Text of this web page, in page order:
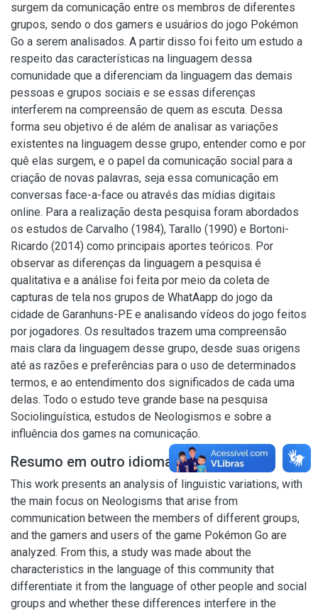
surgem da comunicação entre os membros de diferentes
grupos, sendo o dos gamers e usuários do jogo Pokémon
Go a serem analisados. A partir disso foi feito um estudo a
respeito das características na linguagem dessa
comunidade que a diferenciam da linguagem das demais
pessoas e grupos sociais e se essas diferenças
interferem na compreensão de quem as escuta. Dessa
forma seu objetivo é de além de analisar as variações
existentes na linguagem desse grupo, entender como e por
quê elas surgem, e o papel da comunicação social para a
criação de novas palavras, seja essa comunicação em
conversas face-a-face ou através das mídias digitais
online. Para a realização desta pesquisa foram abordados
os estudos de Carvalho (1984), Tarallo (1990) e Bortoni-
Ricardo (2014) como principais aportes teóricos. Por
observar as diferenças da linguagem a pesquisa é
qualitativa e a análise foi feita por meio da coleta de
capturas de tela nos grupos de WhatAapp do jogo da
cidade de Garanhuns-PE e analisando vídeos do jogo feitos
por jogadores. Os resultados trazem uma compreensão
mais clara da linguagem desse grupo, desde suas origens
até as razões e preferências para o uso de determinados
termos, e ao entendimento dos significados de cada uma
delas. Todo o estudo teve grande base na pesquisa
Sociolinguística, estudos de Neologismos e sobre a
influência dos games na comunicação.
Resumo em outro idioma
This work presents an analysis of linguistic variations, with
the main focus on Neologisms that arise from
communication between the members of different groups,
and the gamers and users of the game Pokémon Go are
analyzed. From this, a study was made about the
characteristics in the language of this community that
differentiate it from the language of other people and social
groups and whether these differences interfere in the